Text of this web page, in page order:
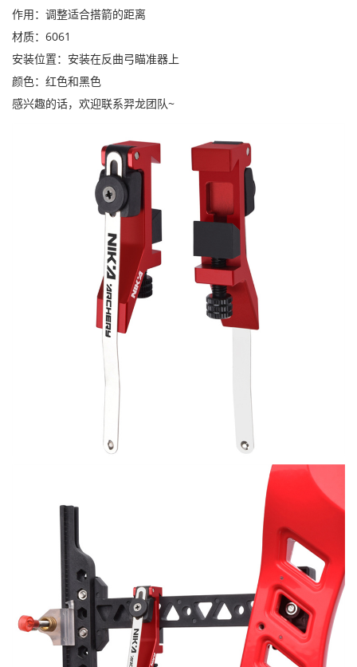
作用：调整适合搭箭的距离
材质：6061
安装位置：安装在反曲弓瞄准器上
颜色：红色和黑色
感兴趣的话，欢迎联系羿龙团队~